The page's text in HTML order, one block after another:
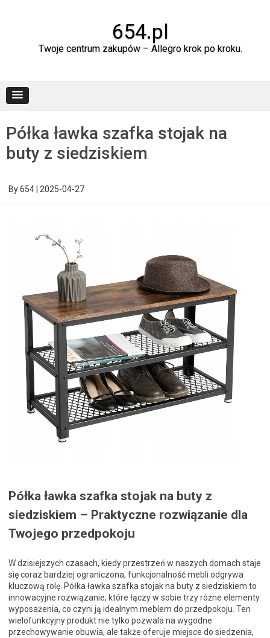
654.pl
Twoje centrum zakupów – Allegro krok po kroku.
Półka ławka szafka stojak na
buty z siedziskiem
By654 2025-04-27
Półka ławka szafka stojak na buty z
siedziskiem – Praktyczne rozwiązanie dla
Twojego przedpokoju
W dzisiejszych czasach, kiedy przestrzeń w naszych domach staje
się coraz bardziej ograniczona, funkcjonalność mebli odgrywa
kluczową rolę. Półka ławka szafka stojak na buty z siedziskiem to
innowacyjne rozwiązanie, które łączy w sobie trzy różne elementy
wyposażenia, co czyni ją idealnym meblem do przedpokoju. Ten
wielofunkcyjny produkt nie tylko pozwala na wygodne
przechowywanie obuwia, ale także oferuje miejsce do siedzenia,